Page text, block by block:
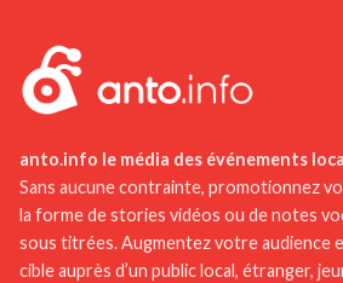
chaleureuse.
anto.info le média des événements
Sans aucune contrainte, promotionnez
la forme de stories vidéos ou de notes
sous titrées. Augmentez votre audience
cible auprès d’un public local, étranger,